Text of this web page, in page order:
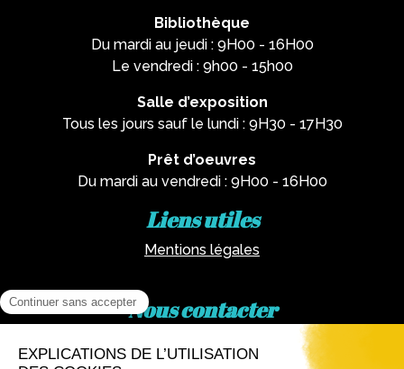
Bibliothèque
Du mardi au jeudi : 9H00 - 16H00
Le vendredi : 9h00 - 15h00
Salle d’exposition
Tous les jours sauf le lundi : 9H30 - 17H30
Prêt d’oeuvres
Du mardi au vendredi : 9H00 - 16H00
Liens utiles
Mentions légales
Nous contacter
02 62 81 77 60